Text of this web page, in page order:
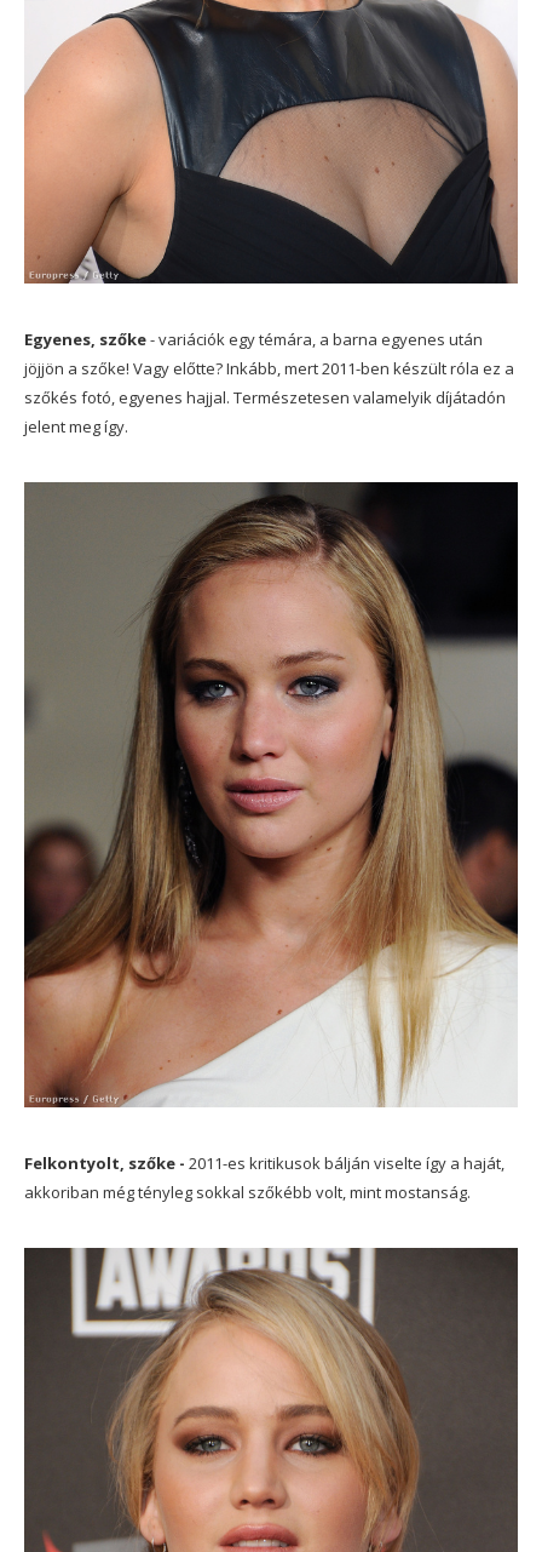
Egyenes, szőke- variációk egy témára, a barna egyenes után
jöjjön a szőke! Vagy előtte? Inkább, mert 2011-ben készült róla ez a
szőkés fotó, egyenes hajjal. Természetesen valamelyik díjátadón
jelent meg így.
Felkontyolt, szőke - 2011-es kritikusok bálján viselte így a haját,
akkoriban még tényleg sokkal szőkébb volt, mint mostanság.